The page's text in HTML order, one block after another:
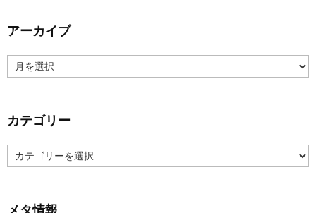
アーカイブ
ー
ブ
カテゴリー
テ
ー